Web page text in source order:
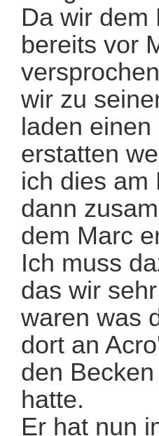
Da wir dem
bereits vor
wir zu
laden
erstatten
ich dies am
dann
dem Marc
Ich muss
das wir
waren was
dort an
den
hatte.
Er hat nun